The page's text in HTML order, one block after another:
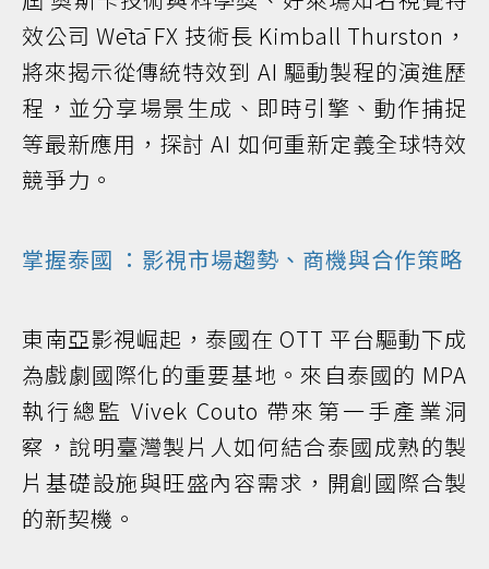
效公司 Wētā FX 技術長 Kimball Thurston，
將來揭示從傳統特效到 AI 驅動製程的演進歷
程，並分享場景生成、即時引擎、動作捕捉
等最新應用，探討 AI 如何重新定義全球特效
競爭力。
掌握泰國 ：影視市場趨勢、商機與合作策略
東南亞影視崛起，泰國在 OTT 平台驅動下成
為戲劇國際化的重要基地。來自泰國的 MPA
執行總監 Vivek Couto 帶來第一手產業洞
察，說明臺灣製片人如何結合泰國成熟的製
片基礎設施與旺盛內容需求，開創國際合製
的新契機。